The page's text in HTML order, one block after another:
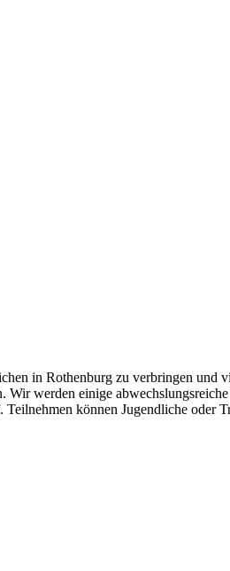
in Rothenburg zu verbringen
werden einige
können Jugendliche oder